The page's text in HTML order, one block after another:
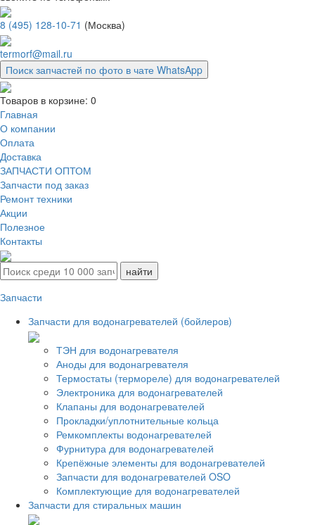
8 (495) 128-10-71 (Москва)
termorf@mail.ru
Поиск запчастей по фото в чате WhatsApp
Товаров в корзине: 0
Главная
О компании
Оплата
Доставка
ЗАПЧАСТИ ОПТОМ
Запчасти под заказ
Ремонт техники
Акции
Полезное
Контакты
Запчасти
Запчасти для водонагревателей (бойлеров)
ТЭН для водонагревателя
Аноды для водонагревателя
Термостаты (термореле) для водонагревателей
Электроника для водонагревателей
Клапаны для водонагревателей
Прокладки/уплотнительные кольца
Ремкомплекты водонагревателей
Фурнитура для водонагревателей
Крепёжные элементы для водонагревателей
Запчасти для водонагревателей OSO
Комплектующие для водонагревателей
Запчасти для стиральных машин